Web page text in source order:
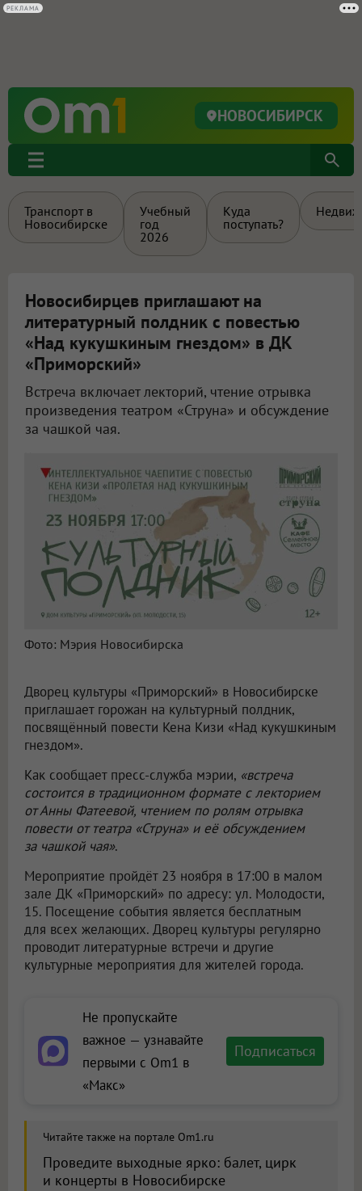
НОВОСИБИРСК
Транспорт в
Новосибирске
Учебный
год
2026
Куда
поступать?
Новосибирцев приглашают на
литературный полдник с повестью
«Над кукушкиным гнездом» в ДК
«Приморский»
Встреча включает лекторий, чтение отрывка
произведения театром «Струна» и обсуждение
за чашкой чая.
Фото: Мэрия Новосибирска
Дворец культуры «Приморский» в Новосибирске
приглашает горожан на культурный полдник,
посвящённый повести Кена Кизи «Над кукушкиным
гнездом».
Как сообщает пресс-служба мэрии, «встреча
состоится в традиционном формате с лекторием
от Анны Фатеевой, чтением по ролям отрывка
повести от театра «Струна» и её обсуждением
за чашкой чая».
Мероприятие пройдёт 23 ноября в 17:00 в малом
зале ДК «Приморский» по адресу: ул. Молодости,
15. Посещение события является бесплатным
для всех желающих. Дворец культуры регулярно
проводит литературные встречи и другие
культурные мероприятия для жителей города.
Не пропускайте
важное — узнавайте
первыми с Om1 в
«Макс»
Подписаться
Читайте также на портале Om1.ru
Проведите выходные ярко: балет, цирк
и концерты в Новосибирске
РЕКЛАМА